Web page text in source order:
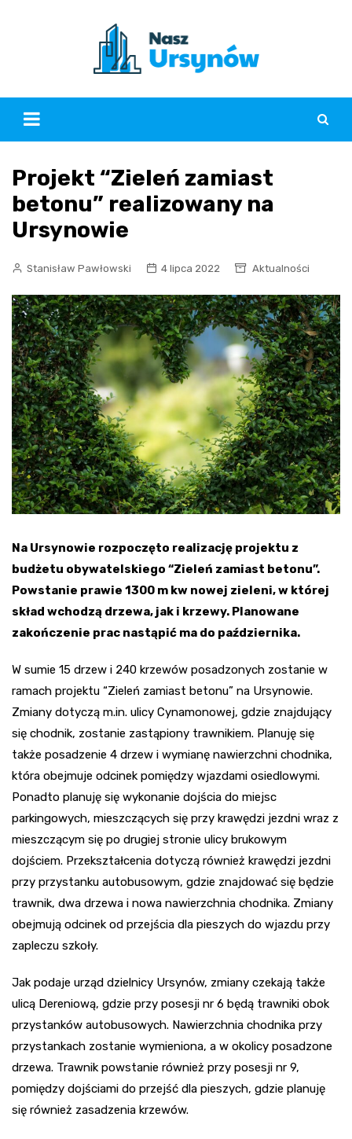
Projekt “Zieleń zamiast
betonu” realizowany na
Ursynowie
Stanisław Pawłowski 4 lipca 2022 Aktualności
Na Ursynowie rozpoczęto realizację projektu z
budżetu obywatelskiego “Zieleń zamiast betonu”.
Powstanie prawie 1300 m kw nowej zieleni, w której
skład wchodzą drzewa, jak i krzewy. Planowane
zakończenie prac nastąpić ma do października.
W sumie 15 drzew i 240 krzewów posadzonych zostanie w
ramach projektu “Zieleń zamiast betonu” na Ursynowie.
Zmiany dotyczą m.in. ulicy Cynamonowej, gdzie znajdujący
się chodnik, zostanie zastąpiony trawnikiem. Planuję się
także posadzenie 4 drzew i wymianę nawierzchni chodnika,
która obejmuje odcinek pomiędzy wjazdami osiedlowymi.
Ponadto planuję się wykonanie dojścia do miejsc
parkingowych, mieszczących się przy krawędzi jezdni wraz z
mieszczącym się po drugiej stronie ulicy brukowym
dojściem. Przekształcenia dotyczą również krawędzi jezdni
przy przystanku autobusowym, gdzie znajdować się będzie
trawnik, dwa drzewa i nowa nawierzchnia chodnika. Zmiany
obejmują odcinek od przejścia dla pieszych do wjazdu przy
zapleczu szkoły.
Jak podaje urząd dzielnicy Ursynów, zmiany czekają także
ulicą Dereniową, gdzie przy posesji nr 6 będą trawniki obok
przystanków autobusowych. Nawierzchnia chodnika przy
przystankach zostanie wymieniona, a w okolicy posadzone
drzewa. Trawnik powstanie również przy posesji nr 9,
pomiędzy dojściami do przejść dla pieszych, gdzie planuję
się również zasadzenia krzewów.